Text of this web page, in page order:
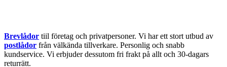
Brevlådor tiil företag och privatpersoner. Vi har ett stort utbud av
postlådor från välkända tillverkare. Personlig och snabb
kundservice. Vi erbjuder dessutom fri frakt på allt och 30-dagars
returrätt.